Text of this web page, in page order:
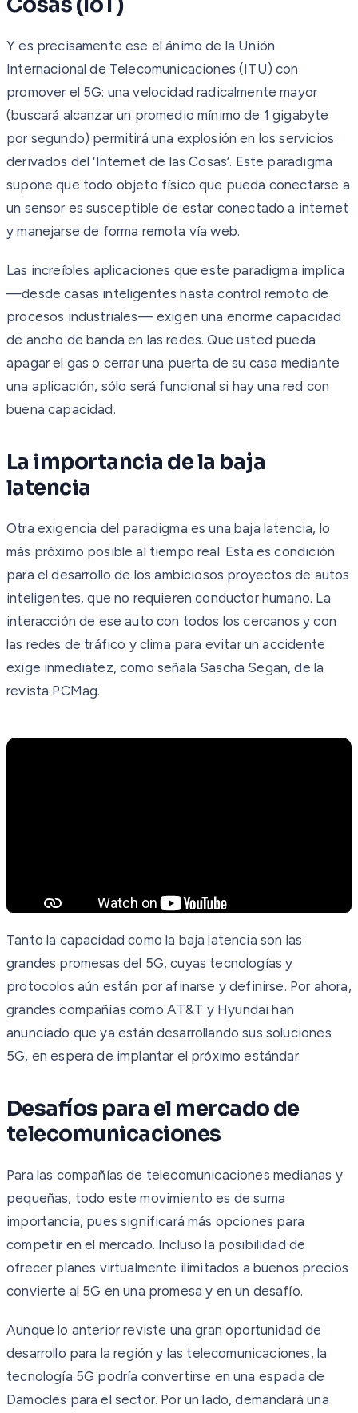
Y es precisamente ese el ánimo de la Unión
Internacional de Telecomunicaciones (ITU) con
promover el 5G: una velocidad radicalmente mayor
(buscará alcanzar un promedio mínimo de 1 gigabyte
por segundo) permitirá una explosión en los servicios
derivados del ‘Internet de las Cosas’. Este paradigma
supone que todo objeto físico que pueda conectarse a
un sensor es susceptible de estar conectado a internet
y manejarse de forma remota vía web.
Las increíbles aplicaciones que este paradigma implica
—desde casas inteligentes hasta control remoto de
procesos industriales— exigen una enorme capacidad
de ancho de banda en las redes. Que usted pueda
apagar el gas o cerrar una puerta de su casa mediante
una aplicación, sólo será funcional si hay una red con
buena capacidad.
La importancia de la baja
latencia
Otra exigencia del paradigma es una baja latencia, lo
más próximo posible al tiempo real. Esta es condición
para el desarrollo de los ambiciosos proyectos de autos
inteligentes, que no requieren conductor humano. La
interacción de ese auto con todos los cercanos y con
las redes de tráfico y clima para evitar un accidente
exige inmediatez, como señala Sascha Segan, de la
revista PCMag.
Tanto la capacidad como la baja latencia son las
grandes promesas del 5G, cuyas tecnologías y
protocolos aún están por afinarse y definirse. Por ahora,
grandes compañías como AT&T y Hyundai han
anunciado que ya están desarrollando sus soluciones
5G, en espera de implantar el próximo estándar.
Desafíos para el mercado de
telecomunicaciones
Para las compañías de telecomunicaciones medianas y
pequeñas, todo este movimiento es de suma
importancia, pues significará más opciones para
competir en el mercado. Incluso la posibilidad de
ofrecer planes virtualmente ilimitados a buenos precios
convierte al 5G en una promesa y en un desafío.
Aunque lo anterior reviste una gran oportunidad de
desarrollo para la región y las telecomunicaciones, la
tecnología 5G podría convertirse en una espada de
Damocles para el sector. Por un lado, demandará una